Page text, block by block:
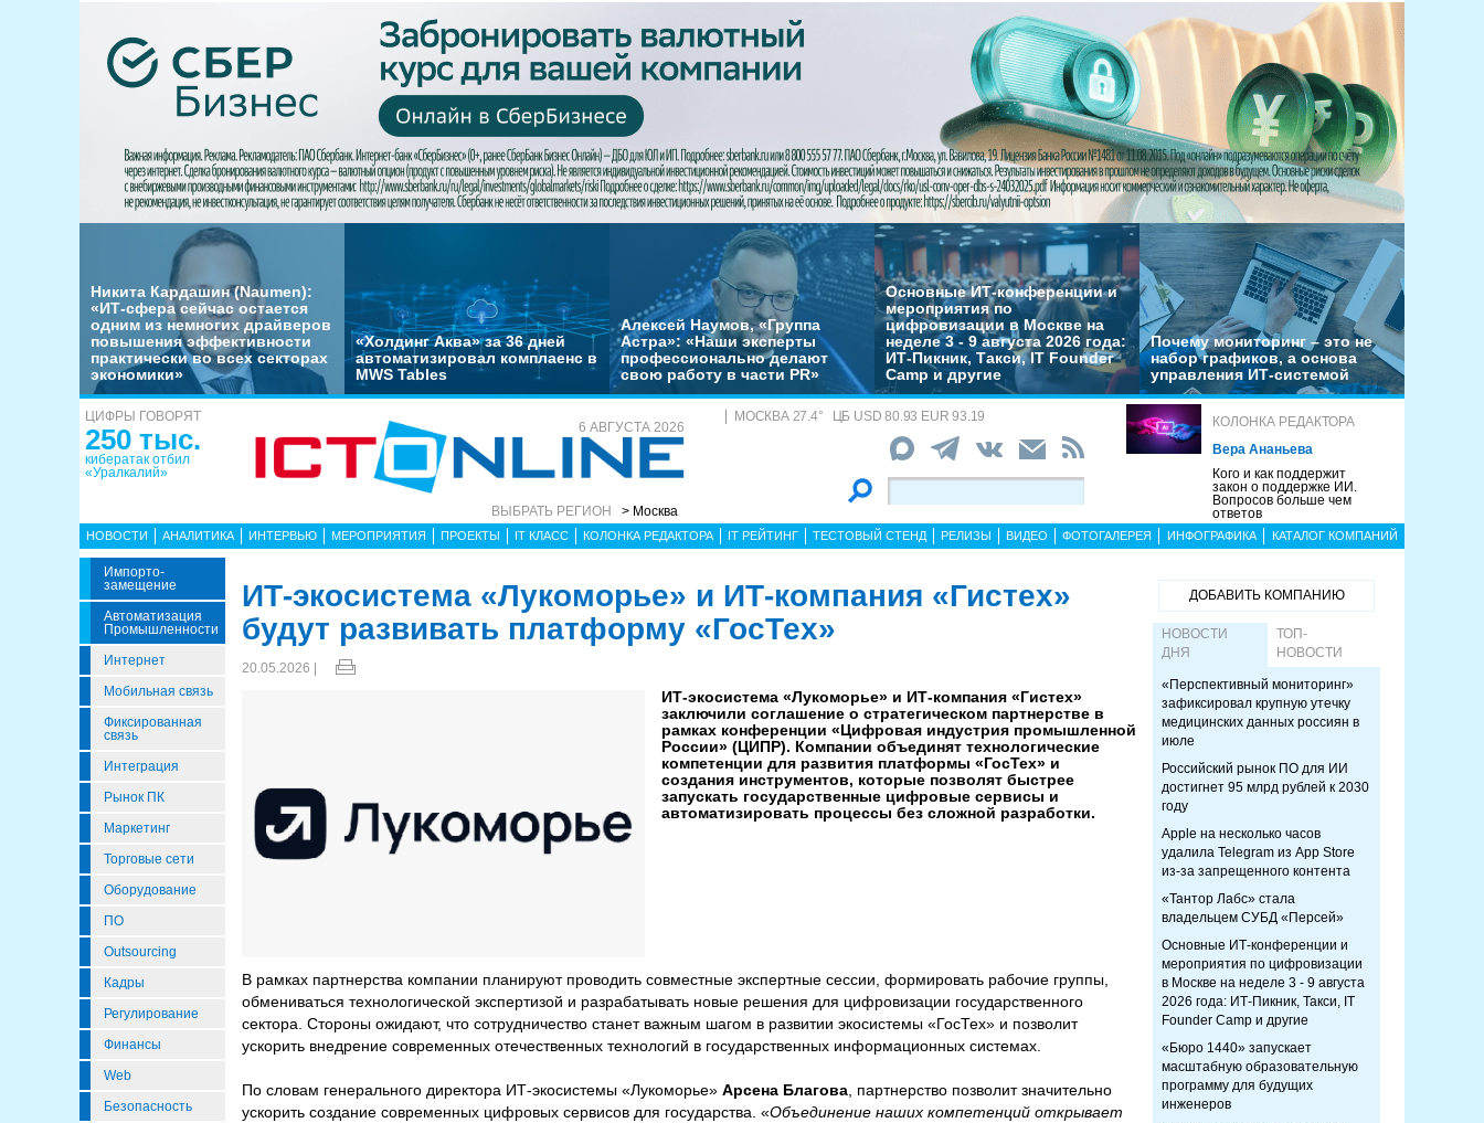
Никита Кардашин (Naumen):
«ИТ-сфера сейчас остается
одним из немногих драйверов
повышения эффективности
практически во всех секторах
экономики»
«Холдинг Аква» за 36 дней
автоматизировал комплаенс в
MWS Tables
Алексей Наумов, «Группа
Астра»: «Наши эксперты
профессионально делают
свою работу в части PR»
Основные ИТ-конференции и
мероприятия по
цифровизации в Москве на
неделе 3 - 9 августа 2026 года:
ИТ-Пикник, Такси, IT Founder
Camp и другие
Почему мониторинг – это не
набор графиков, а основа
управления ИТ-системой
ЦИФРЫ ГОВОРЯТ
250 тыс.
кибератак отбил
«Уралкалий»
6 АВГУСТА 2026
ВЫБРАТЬ РЕГИОН > Москва
МОСКВА 27.4° ЦБ USD 80.93 EUR 93.19
КОЛОНКА РЕДАКТОРА
Вера Ананьева
Кого и как поддержит
закон о поддержке ИИ.
Вопросов больше чем
ответов
НОВОСТИ АНАЛИТИКА ИНТЕРВЬЮ МЕРОПРИЯТИЯ ПРОЕКТЫ IT КЛАСС КОЛОНКА РЕДАКТОРА IT РЕЙТИНГ ТЕСТОВЫЙ СТЕНД РЕЛИЗЫ ВИДЕО ФОТОГАЛЕРЕЯ ИНФОГРАФИКА КАТАЛОГ КОМПАНИЙ
Импорто­
Замещение
Автоматизация
Промышленности
Интернет
Мобильная связь
Фиксированная
связь
Интеграция
Рынок ПК
Маркетинг
Торговые сети
Оборудование
ПО
Outsourcing
Кадры
Регулирование
Финансы
Web
Безопасность
ИТ-экосистема «Лукоморье» и ИТ-компания «Гистех»
будут развивать платформу «ГосТех»
20.05.2026 |
ИТ-экосистема «Лукоморье» и ИТ-компания «Гистех»
заключили соглашение о стратегическом партнерстве в
рамках конференции «Цифровая индустрия промышленной
России» (ЦИПР). Компании объединят технологические
компетенции для развития платформы «ГосТех» и
создания инструментов, которые позволят быстрее
запускать государственные цифровые сервисы и
автоматизировать процессы без сложной разработки.
В рамках партнерства компании планируют проводить совместные экспертные сессии, формировать рабочие группы,
обмениваться технологической экспертизой и разрабатывать новые решения для цифровизации государственного
сектора. Стороны ожидают, что сотрудничество станет важным шагом в развитии экосистемы «ГосТех» и позволит
ускорить внедрение современных отечественных технологий в государственных информационных системах.
По словам генерального директора ИТ-экосистемы «Лукоморье» Арсена Благова , партнерство позволит значительно
ускорить создание современных цифровых сервисов для государства. «Объединение наших компетенций открывает
ДОБАВИТЬ КОМПАНИЮ
НОВОСТИ
ДНЯ
ТОП-
НОВОСТИ
«Перспективный мониторинг»
зафиксировал крупную утечку
медицинских данных россиян в
июле
Российский рынок ПО для ИИ
достигнет 95 млрд рублей к 2030
году
Apple на несколько часов
удалила Telegram из App Store
из-за запрещенного контента
«Тантор Лабс» стала
владельцем СУБД «Персей»
Основные ИТ-конференции и
мероприятия по цифровизации
в Москве на неделе 3 - 9 августа
2026 года: ИТ-Пикник, Такси, IT
Founder Camp и другие
«Бюро 1440» запускает
масштабную образовательную
программу для будущих
инженеров